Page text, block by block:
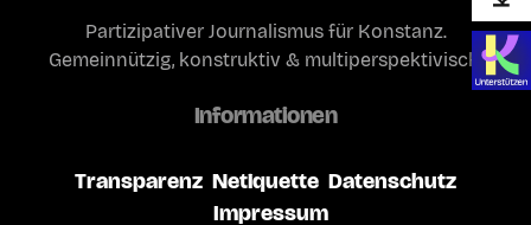
Partizipativer Journalismus für Konstanz.
Gemeinnützig, konstruktiv & multiperspektivisch.
Informationen
Transparenz Netiquette Datenschutz
Impressum